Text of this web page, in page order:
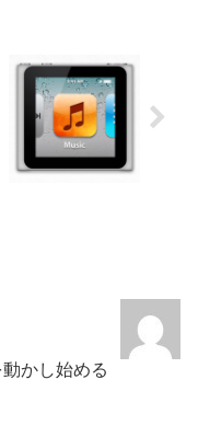
かし始める